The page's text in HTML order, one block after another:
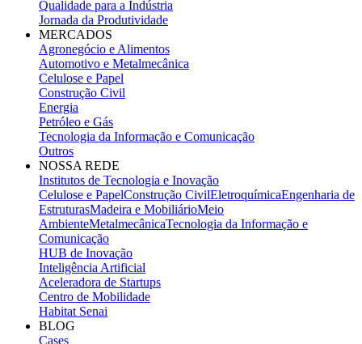
Qualidade para a Indústria
Jornada da Produtividade
MERCADOS
Agronegócio e Alimentos
Automotivo e Metalmecânica
Celulose e Papel
Construção Civil
Energia
Petróleo e Gás
Tecnologia da Informação e Comunicação
Outros
NOSSA REDE
Institutos de Tecnologia e Inovação
Celulose e PapelConstrução CivilEletroquímicaEngenharia de
EstruturasMadeira e MobiliárioMeio
AmbienteMetalmecânicaTecnologia da Informação e
Comunicação
HUB de Inovação
Inteligência Artificial
Aceleradora de Startups
Centro de Mobilidade
Habitat Senai
BLOG
Cases